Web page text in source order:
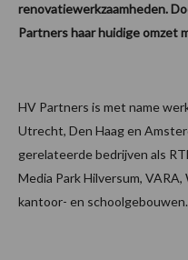
renovatiewerkzaamheden.
Partners haar huidige omzet
HV Partners is met name
Utrecht, Den Haag en
gerelateerde bedrijven als
Media Park Hilversum,
kantoor- en schoolgebouwen.